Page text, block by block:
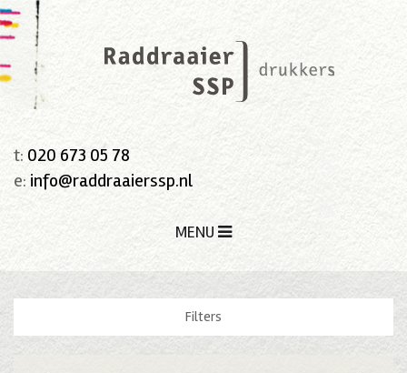
t: 020 673 05 78
e: info@raddraaierssp.nl
MENU
Filters